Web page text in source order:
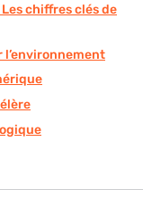
chiffres clés de
l’environnement